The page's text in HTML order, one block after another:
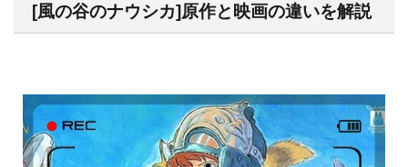
[風の谷のナウシカ]原作と映画の違いを解説